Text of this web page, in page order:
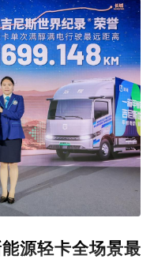
源轻卡全场景最